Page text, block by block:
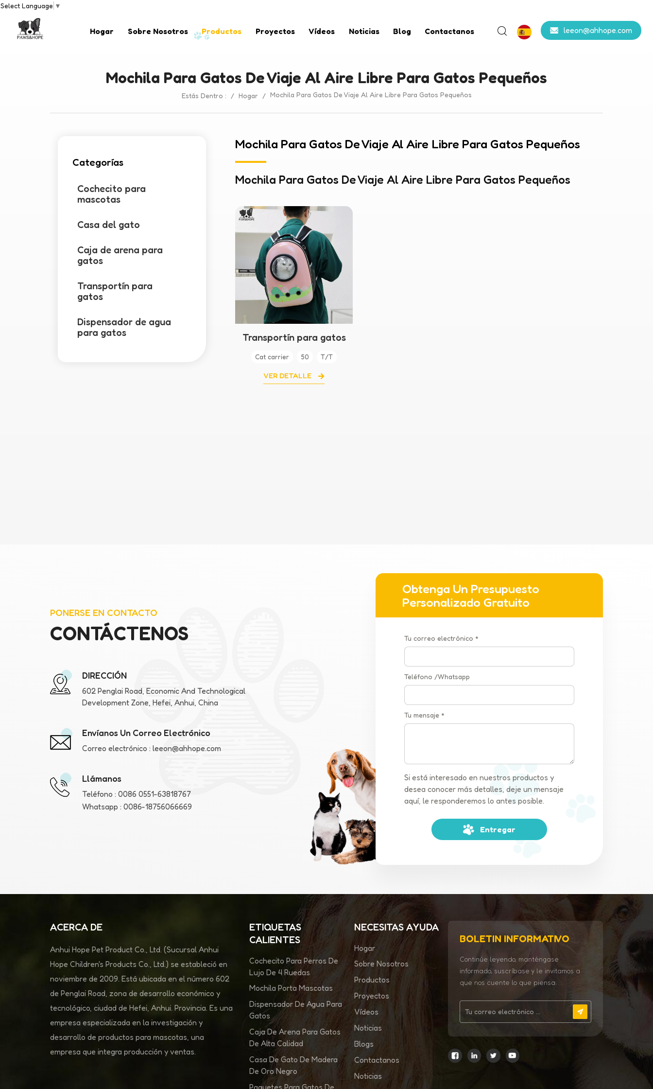
Select Language ▼
leeon@ahhope.com
Hogar Sobre Nosotros Productos Proyectos Vídeos Noticias Blog Contactanos
Mochila Para Gatos De Viaje Al Aire Libre Para Gatos Pequeños
Estás Dentro : / Hogar / Mochila Para Gatos De Viaje Al Aire Libre Para Gatos Pequeños
Mochila Para Gatos De Viaje Al Aire Libre Para Gatos Pequeños
Mochila Para Gatos De Viaje Al Aire Libre Para Gatos Pequeños
Transportín para gatos
transparente
Cat carrier 50 T/T
VER DETALLE
Categorías
Cochecito para
mascotas
Casa del gato
Caja de arena para
gatos
Transportín para
gatos
Dispensador de agua
para gatos
PONERSE EN CONTACTO
CONTÁCTENOS
DIRECCIÓN
602 Penglai Road, Economic And Technological
Development Zone, Hefei, Anhui, China
Envíanos Un Correo Electrónico
Correo electrónico :leeon@ahhope.com
Llámanos
Teléfono :0086 0551-63818767
Whatsapp :0086-18756066669
Obtenga Un Presupuesto
Personalizado Gratuito
Tu correo electrónico *
Teléfono /Whatsapp
Tu mensaje *
Si está interesado en nuestros productos y
desea conocer más detalles, deje un mensaje
aquí, le responderemos lo antes posible.
Entregar
ACERCA DE
Anhui Hope Pet Product Co., Ltd. (Sucursal Anhui
Hope Children's Products Co., Ltd.) se estableció en
noviembre de 2009. Está ubicada en el número 602
de Penglai Road, zona de desarrollo económico y
tecnológico, ciudad de Hefei, Anhui. Provincia. Es una
empresa especializada en la investigación y
desarrollo de productos para mascotas, una
empresa que integra producción y ventas.
ETIQUETAS
CALIENTES
Cochecito Para Perros De
Lujo De 4 Ruedas
Mochila Porta Mascotas
Dispensador De Agua Para
Gatos
Caja De Arena Para Gatos
De Alta Calidad
Casa De Gato De Madera
De Oro Negro
Paquetes Para Gatos De
NECESITAS AYUDA
Hogar
Sobre Nosotros
Productos
Proyectos
Vídeos
Noticias
Blogs
Contactanos
Noticias
BOLETIN INFORMATIVO
Continúe leyendo, manténgase
informado, suscríbase y le invitamos a
que nos cuente lo que piensa.